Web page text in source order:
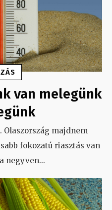
van melegünk
Olaszország majdnem
fokozatú riasztás van
negyven...